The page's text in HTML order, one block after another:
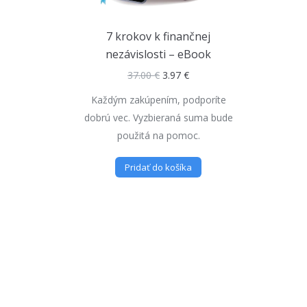
7 krokov k finančnej
nezávislosti – eBook
37.00€ 3.97 €
Každým zakúpením, podporíte
dobrú vec. Vyzbieraná suma bude
použitá na pomoc.
Pridať do košíka